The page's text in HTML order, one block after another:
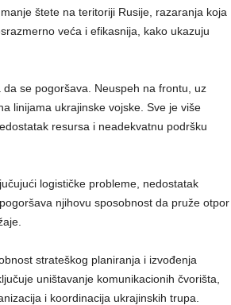
štete na teritoriji Rusije, razaranja koja
veća i efikasnija, kako ukazuju
se pogoršava. Neuspeh na frontu, uz
linijama ukrajinske vojske. Sve je više
resursa i neadekvatnu podršku
logističke probleme, nedostatak
njihovu sposobnost da pruže otpor
strateškog planiranja i izvođenja
uništavanje komunikacionih čvorišta,
i koordinacija ukrajinskih trupa.